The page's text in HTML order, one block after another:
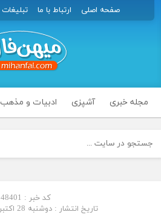
صفحه اصلی ارتباط با ما تبلیغات
مجله خبری آشپزی ادبیات و مذهب
کد خبر : 48401
تاریخ انتشار : دوشنبه 28 اکتبر 2013 - 15:11